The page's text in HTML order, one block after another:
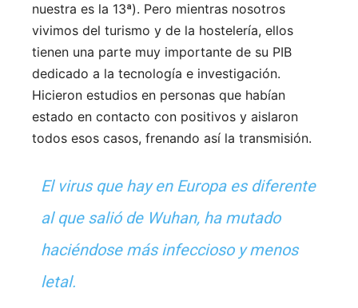
nuestra es la 13ª). Pero mientras nosotros
vivimos del turismo y de la hostelería, ellos
tienen una parte muy importante de su PIB
dedicado a la tecnología e investigación.
Hicieron estudios en personas que habían
estado en contacto con positivos y aislaron
todos esos casos, frenando así la transmisión.
El virus que hay en Europa es diferente
al que salió de Wuhan, ha mutado
haciéndose más infeccioso y menos
letal.